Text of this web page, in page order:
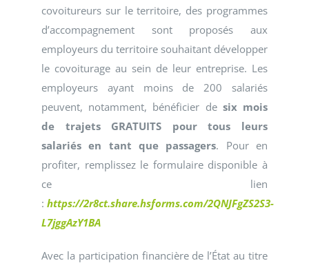
covoitureurs sur le territoire, des programmes
d’accompagnement sont proposés aux
employeurs du territoire souhaitant développer
le covoiturage au sein de leur entreprise. Les
employeurs ayant moins de 200 salariés
peuvent, notamment, bénéficier de six mois
de trajets GRATUITS pour tous leurs
salariés en tant que passagers. Pour en
profiter, remplissez le formulaire disponible à
ce lien
: https://2r8ct.share.hsforms.com/2QNJFgZS2S3-
L7jggAzY1BA
Avec la participation financière de l’État au titre